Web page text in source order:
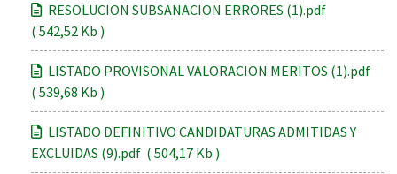
RESOLUCION SUBSANACION ERRORES (1).pdf
( 542,52 Kb )
LISTADO PROVISONAL VALORACION MERITOS (1).pdf
( 539,68 Kb )
LISTADO DEFINITIVO CANDIDATURAS ADMITIDAS Y
EXCLUIDAS (9).pdf ( 504,17 Kb )